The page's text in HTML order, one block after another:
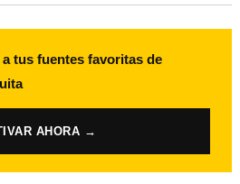
tus fuentes favoritas de
AHORA →